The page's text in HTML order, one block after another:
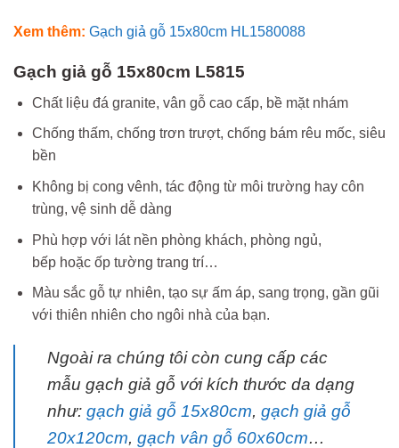
Xem thêm: Gạch giả gỗ 15x80cm HL1580088
Gạch giả gỗ 15x80cm L5815
Chất liệu đá granite, vân gỗ cao cấp, bề mặt nhám
Chống thấm, chống trơn trượt, chống bám rêu mốc, siêu
bền
Không bị cong vênh, tác động từ môi trường hay côn
trùng, vệ sinh dễ dàng
Phù hợp với lát nền phòng khách, phòng ngủ,
bếp hoặc ốp tường trang trí…
Màu sắc gỗ tự nhiên, tạo sự ấm áp, sang trọng, gần gũi
với thiên nhiên cho ngôi nhà của bạn.
Ngoài ra chúng tôi còn cung cấp các
mẫu gạch giả gỗ với kích thước da dạng
như: gạch giả gỗ 15x80cm, gạch giả gỗ
20x120cm, gạch vân gỗ 60x60cm…